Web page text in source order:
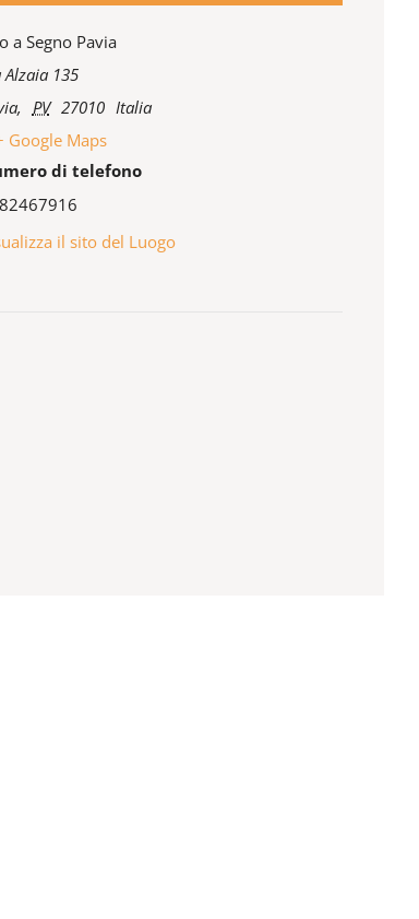
a Segno Pavia
Alzaia 135
, PV 27010 Italia
Google Maps
di telefono
il sito del Luogo